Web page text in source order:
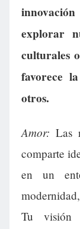
explorar
culturales
favorece
otros.
Amor: Las
comparte
en un
Tu visión